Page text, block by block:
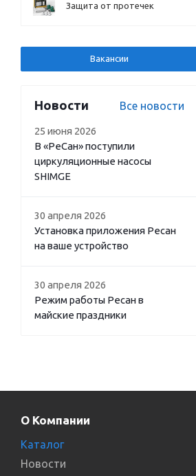
Защита от протечек
Вакансии
Новости Все новости
25 июня 2026
В «РеСан» поступили
циркуляционные насосы
SHIMGE
30 апреля 2026
Установка приложения Ресан
на ваше устройство
30 апреля 2026
Режим работы Ресан в
майские праздники
О Компании
Каталог
Новости